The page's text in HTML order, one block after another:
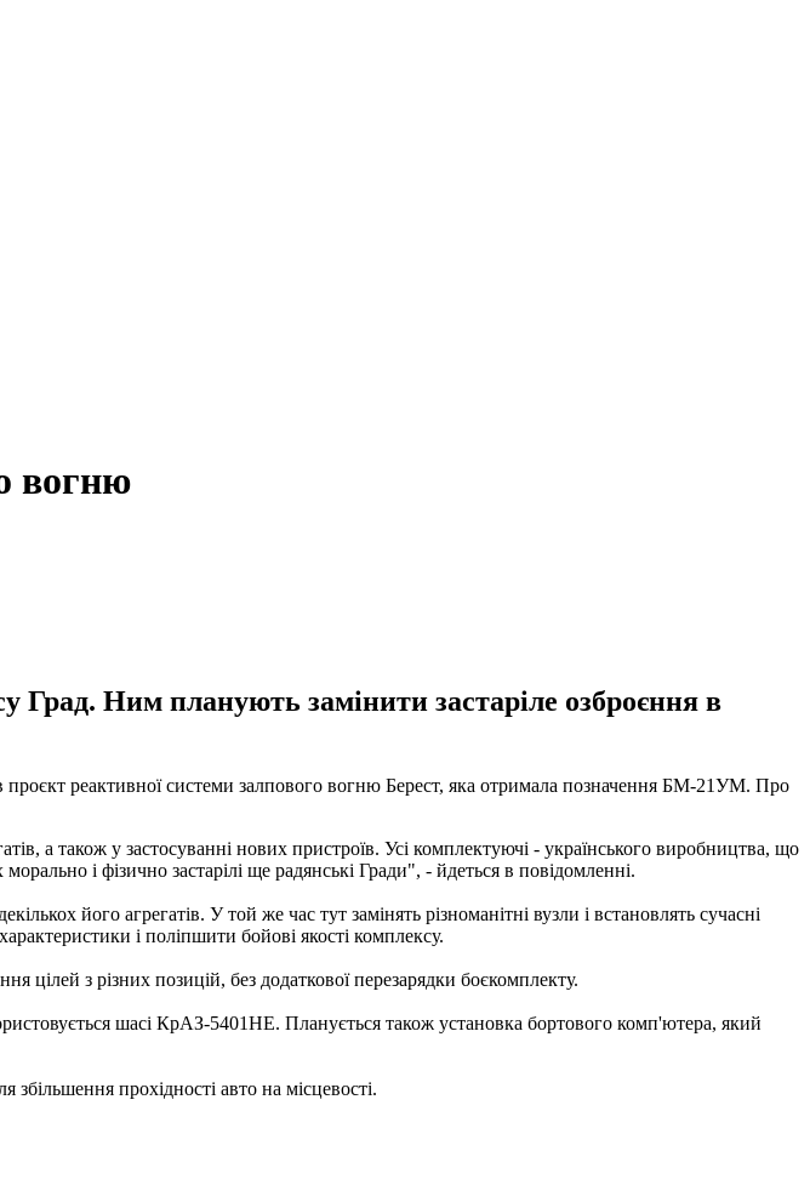
вогню
Град. Ним планують замінити застаріле озброєння в
реактивної системи залпового вогню Берест, яка отримала позначення БМ-21УМ. Про
а також у застосуванні нових пристроїв. Усі комплектуючі - українського виробництва, що
і фізично застарілі ще радянські Гради", - йдеться в повідомленні.
його агрегатів. У той же час тут замінять різноманітні вузли і встановлять сучасні
і поліпшити бойові якості комплексу.
цілей з різних позицій, без додаткової перезарядки боєкомплекту.
шасі КрАЗ-5401НЕ. Планується також установка бортового комп'ютера, який
прохідності авто на місцевості.